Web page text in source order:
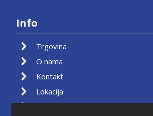
Info
Trgovina
O nama
Kontakt
Lokacija